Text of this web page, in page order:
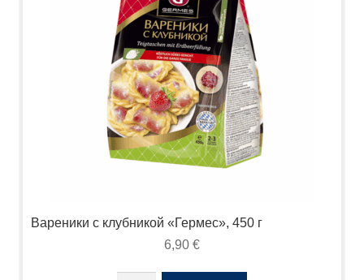
Вареники с клубникой «Гермес», 450 г
6,90 €